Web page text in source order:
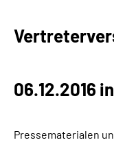
Reha-Zentren
06.12.2016
Pressematerialen